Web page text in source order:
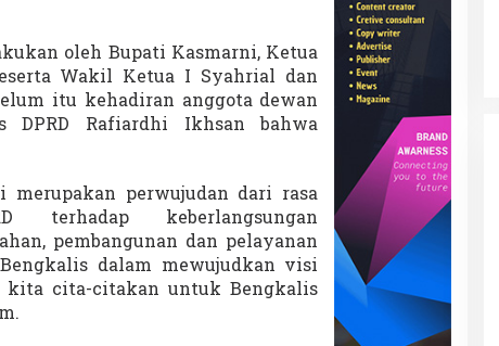
K
2
3
oleh Bupati Kasmarni, Ketua
Wakil Ketua I Syahrial dan
itu kehadiran anggota dewan
DPRD Rafiardhi Ikhsan bahwa
merupakan perwujudan dari rasa
terhadap keberlangsungan
pembangunan dan pelayanan
dalam mewujudkan visi
kita cita-citakan untuk Bengkalis